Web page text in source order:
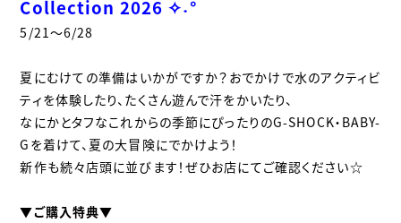
Collection 2026 ✧˖°
5/21～6/28
夏にむけての準備はいかがですか？おでかけで水のアクティビ
ティを体験したり、たくさん遊んで汗をかいたり、
なにかとタフなこれからの季節にぴったりのG-SHOCK・BABY-
Gを着けて、夏の大冒険にでかけよう！
新作も続々店頭に並びます！ぜひお店にてご確認ください☆
▼ご購入特典▼